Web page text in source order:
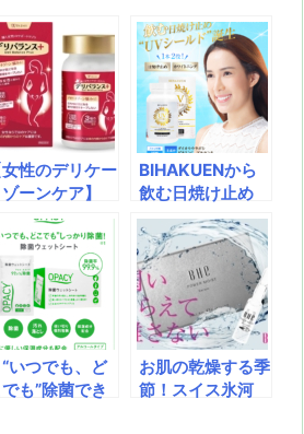
bl
r
o
ar
d
dr
o
p.
io
女性のデリケー
ゾーンケア】
リバランスプラ
｜乳酸菌6,00
億個とクリスパ
ス菌KT-11配合
日本製サプリメ
ト。GMP認定
場で製造され、
容成分も贅沢に
。内側から美
BIHAKUENから
飲む日焼け止め
「UVシールド」
が出てる！一歩上
を行く飲む日焼け
止め！紫外線防止
と美白を同時に実
現！
“いつでも、ど
も”除菌でき
お肌の乾燥する季
節！スイス氷河